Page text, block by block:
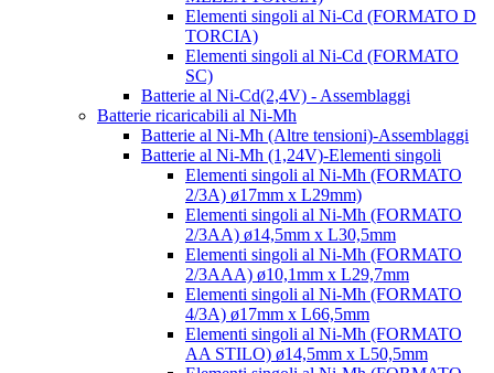
Elementi singoli al Ni-Cd (FORMATO D
TORCIA)
Elementi singoli al Ni-Cd (FORMATO
SC)
Batterie al Ni-Cd(2,4V) - Assemblaggi
Batterie ricaricabili al Ni-Mh
Batterie al Ni-Mh (Altre tensioni)-Assemblaggi
Batterie al Ni-Mh (1,24V)-Elementi singoli
Elementi singoli al Ni-Mh (FORMATO
2/3A) ø17mm x L29mm)
Elementi singoli al Ni-Mh (FORMATO
2/3AA) ø14,5mm x L30,5mm
Elementi singoli al Ni-Mh (FORMATO
2/3AAA) ø10,1mm x L29,7mm
Elementi singoli al Ni-Mh (FORMATO
4/3A) ø17mm x L66,5mm
Elementi singoli al Ni-Mh (FORMATO
AA STILO) ø14,5mm x L50,5mm